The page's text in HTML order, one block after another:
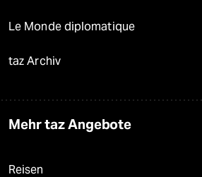
Le Monde diplomatique
taz Archiv
Mehr taz Angebote
Reisen